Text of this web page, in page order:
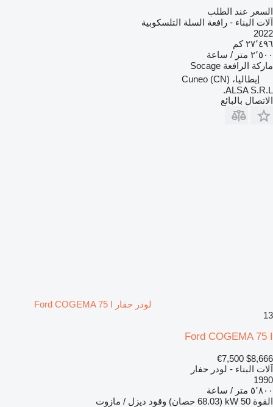
السعر عند الطلب
آلات البناء - رافعة السلة التلسكوبية
2022
٢٧٬٤٩٦ كم
٢٬٥٠٠ متر / ساعة
ماركة الرافعة Socage
إيطاليا، Cuneo (CN)
ALSA S.R.L.
الاتصال بالبائع
لودر حفار Ford COGEMA 75 I
13
Ford COGEMA 75 I
$8,666
€7,500
آلات البناء - لودر حفار
1990
٥٬٨٠٠ متر / ساعة
القوة 50 kW (68.03 حصان) وقود ديزل / مازوت